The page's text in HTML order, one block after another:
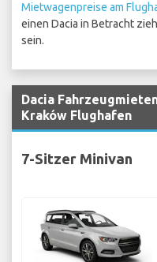
Mietwagenpreise am
einen Dacia in Betracht
sein.
Dacia
Kraków Flughafen
7-Sitzer Minivan